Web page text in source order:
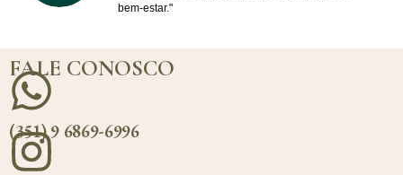
bem-estar."
FALE CONOSCO
(351) 9 6869-6996